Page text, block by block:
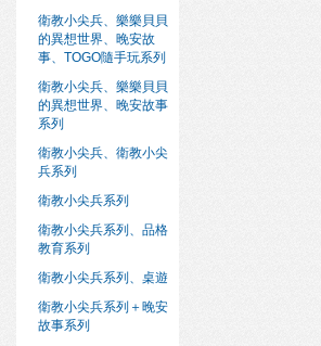
衛教小尖兵、樂樂貝貝
的異想世界、晚安故
事、TOGO隨手玩系列
衛教小尖兵、樂樂貝貝
的異想世界、晚安故事
系列
衛教小尖兵、衛教小尖
兵系列
衛教小尖兵系列
衛教小尖兵系列、品格
教育系列
衛教小尖兵系列、桌遊
衛教小尖兵系列＋晚安
故事系列